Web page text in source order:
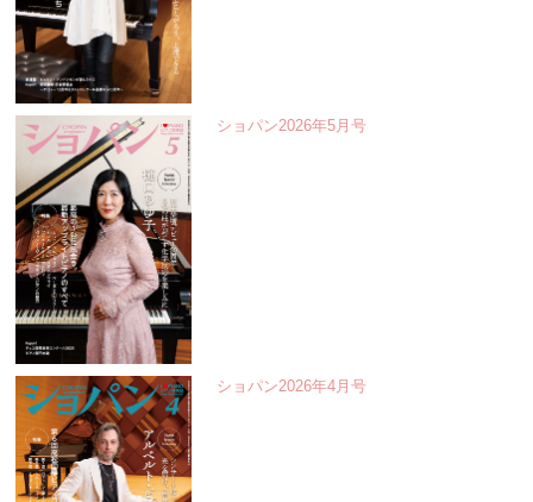
ショパン2026年5月号
ショパン2026年4月号